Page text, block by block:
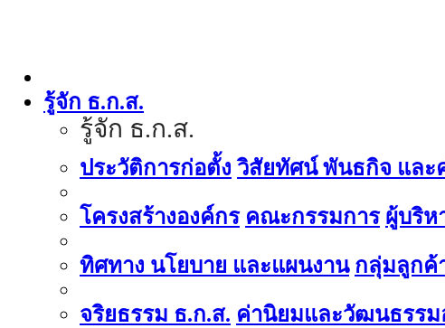
รู้จัก ธ.ก.ส.
รู้จัก ธ.ก.ส.
ประวัติการก่อตั้ง วิสัยทัศน์ พันธกิจ และ
โครงสร้างองค์กร คณะกรรมการ ผู้บริห
ทิศทาง นโยบาย และแผนงาน กลุ่มลูกค้
จริยธรรม ธ.ก.ส. ค่านิยมและวัฒนธรรม